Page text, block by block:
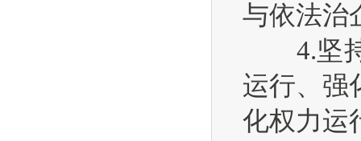
与依法治
4.坚持
运行、强
化权力运